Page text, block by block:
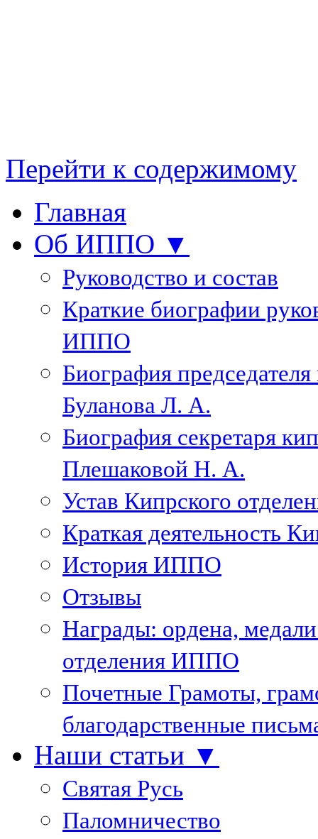
Перейти к содержимому
Главная
Об ИППО ▼
Руководство и состав
Краткие биографии
ИППО
Биография
Буланова Л. А.
Биография секретаря
Плешаковой Н. А.
Устав Кипрского
Краткая деятельность
История ИППО
Отзывы
Награды: ордена,
отделения ИППО
Почетные Грамоты,
благодарственные
Наши статьи ▼
Святая Русь
Паломничество